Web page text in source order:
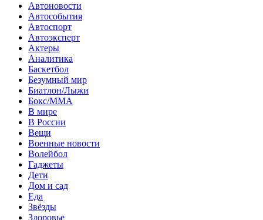
Автоновости
Автособытия
Автоспорт
Автоэксперт
Актеры
Аналитика
Баскетбол
Безумный мир
Биатлон/Лыжи
Бокс/MMA
В мире
В России
Вещи
Военные новости
Волейбол
Гаджеты
Дети
Дом и сад
Еда
Звёзды
Здоровье